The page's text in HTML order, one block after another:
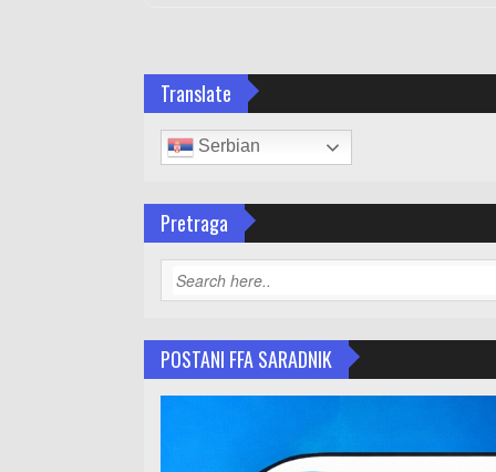
Translate
Serbian
Pretraga
POSTANI FFA SARADNIK